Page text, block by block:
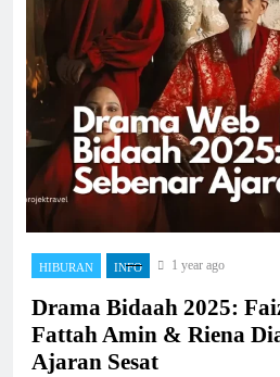
HIBURAN INFO 1 year ago
Drama Bidaah 2025:
Fattah Amin & Riena
Ajaran Sesat